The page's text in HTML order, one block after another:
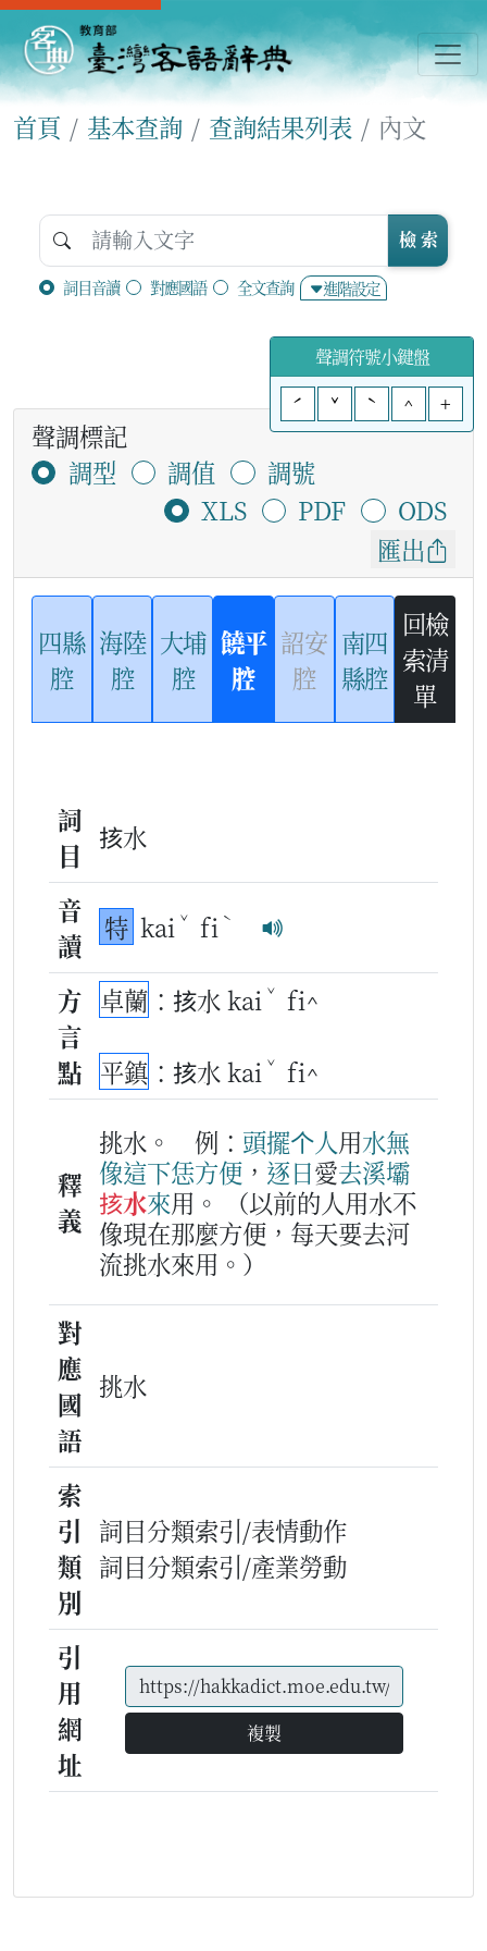
首頁 基本查詢 查詢結果列表 內文
詞目音讀 對應國語 全文查詢 進階設定
檢 索
聲調符號小鍵盤
ˊ
ˇ ˋ ^ +
聲調標記
調型
調值
調號
XLS
PDF
ODS
匯出
四縣
腔
海陸
腔
大埔
腔
饒平
腔
詔安
腔
南四
縣腔
回檢
索清
單
詞
目
㧡水
音
讀
特 kai ˇ fi ˋ
方
言
點
卓蘭 ：㧡水 kai ˇ fi^
平鎮 ：㧡水 kai ˇ fi^
釋
義
挑水。 例： 頭擺个人用水無
像這下恁方便 ， 逐日愛去溪壩
㧡水來用。
（以前的人用水不
像現在那麼方便，每天要去河
流挑水來用。）
對
應
國
語
挑水
索
引
類
別
詞目分類索引/表情動作
詞目分類索引/產業勞動
引
用
網
址
複製